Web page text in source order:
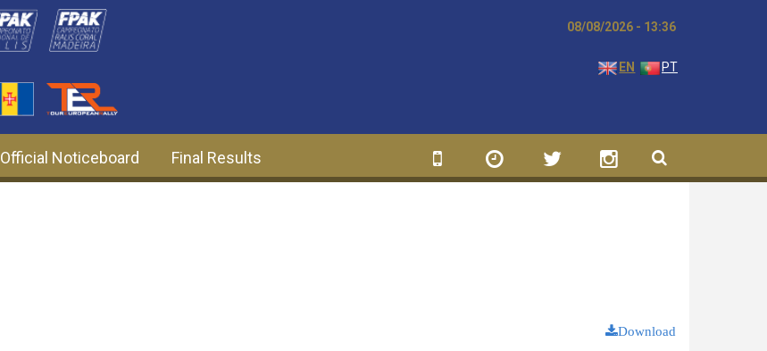
08/08/2026 - 13:36
EN PT
Official Noticeboard Final Results
Download